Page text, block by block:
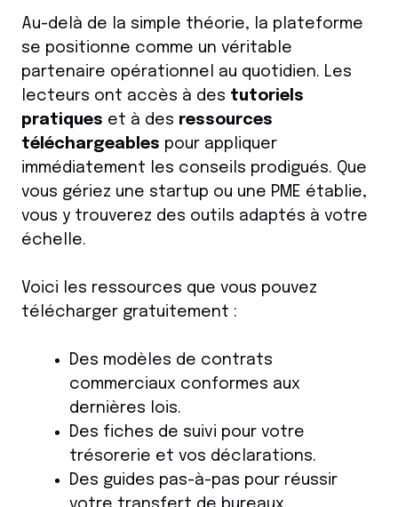
Au-delà de la simple théorie, la plateforme
se positionne comme un véritable
partenaire opérationnel au quotidien. Les
lecteurs ont accès à des tutoriels
pratiques et à des ressources
téléchargeables pour appliquer
immédiatement les conseils prodigués. Que
vous gériez une startup ou une PME établie,
vous y trouverez des outils adaptés à votre
échelle.
Voici les ressources que vous pouvez
télécharger gratuitement :
Des modèles de contrats
commerciaux conformes aux
dernières lois.
Des fiches de suivi pour votre
trésorerie et vos déclarations.
Des guides pas-à-pas pour réussir